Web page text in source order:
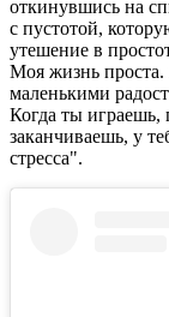
откинувшись на
с пустотой,
утешение в
Моя жизнь
маленькими
Когда ты играешь,
заканчиваешь, у
стресса".